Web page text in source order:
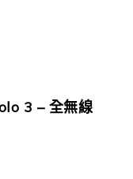
3 – 全無線